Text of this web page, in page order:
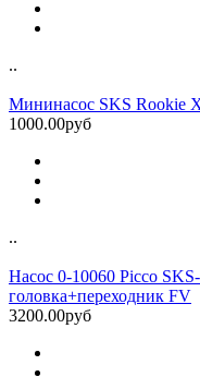
..
Мининасос SKS Rookie
1000.00руб
..
Насос 0-10060 Picco
головка+переходник FV
3200.00руб